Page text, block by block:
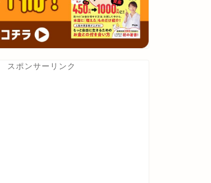
スポンサーリンク